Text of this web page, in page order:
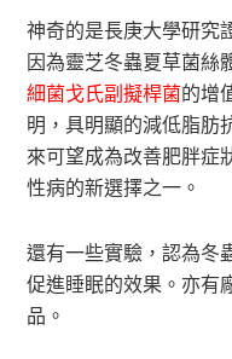
神奇的是長庚大學研究
因為靈芝冬蟲夏草菌絲
細菌戈氏副擬桿菌的增
明，具明顯的減低脂肪
來可望成為改善肥胖症
性病的新選擇之一。
還有一些實驗，認為冬
促進睡眠的效果。亦有
品。